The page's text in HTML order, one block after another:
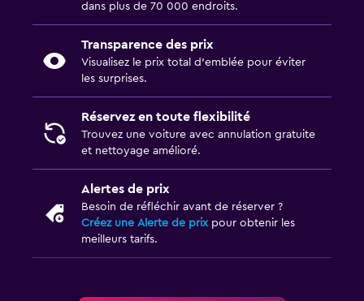
dans plus de 70 000 endroits.
Transparence des prix
Visualisez le prix total d’emblée pour éviter
les surprises.
Réservez en toute flexibilité
Trouvez une voiture avec annulation gratuite
et nettoyage amélioré.
Alertes de prix
Besoin de réfléchir avant de réserver ?
Créez une Alerte de prixpour obtenir les
meilleurs tarifs.